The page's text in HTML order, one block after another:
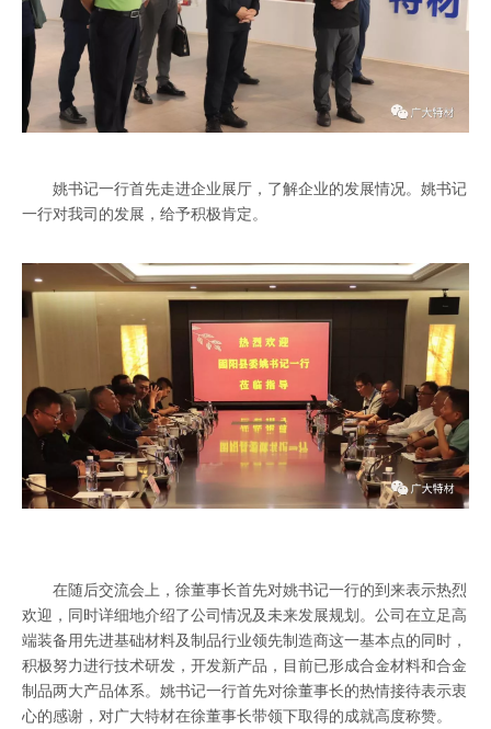
姚书记一行首先走进企业展厅，了解企业的发展情况。姚书记
一行对我司的发展，给予积极肯定。
在随后交流会上，徐董事长首先对姚书记一行的到来表示热烈
欢迎，同时详细地介绍了公司情况及未来发展规划。公司在立足高
端装备用先进基础材料及制品行业领先制造商这一基本点的同时，
积极努力进行技术研发，开发新产品，目前已形成合金材料和合金
制品两大产品体系。姚书记一行首先对徐董事长的热情接待表示衷
心的感谢，对广大特材在徐董事长带领下取得的成就高度称赞。